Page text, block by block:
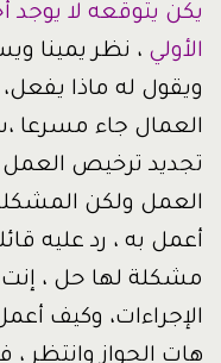
يكن يتوقعه لا يوجد
الأولي ، نظر يمينا
ويقول له ماذا
العمال جاء مسرعا
تجديد ترخيص العمل
العمل ولكن
أعمل به ، رد عليه
مشكلة لها حل ،
الإجراءات، وكيف
هات الجواز